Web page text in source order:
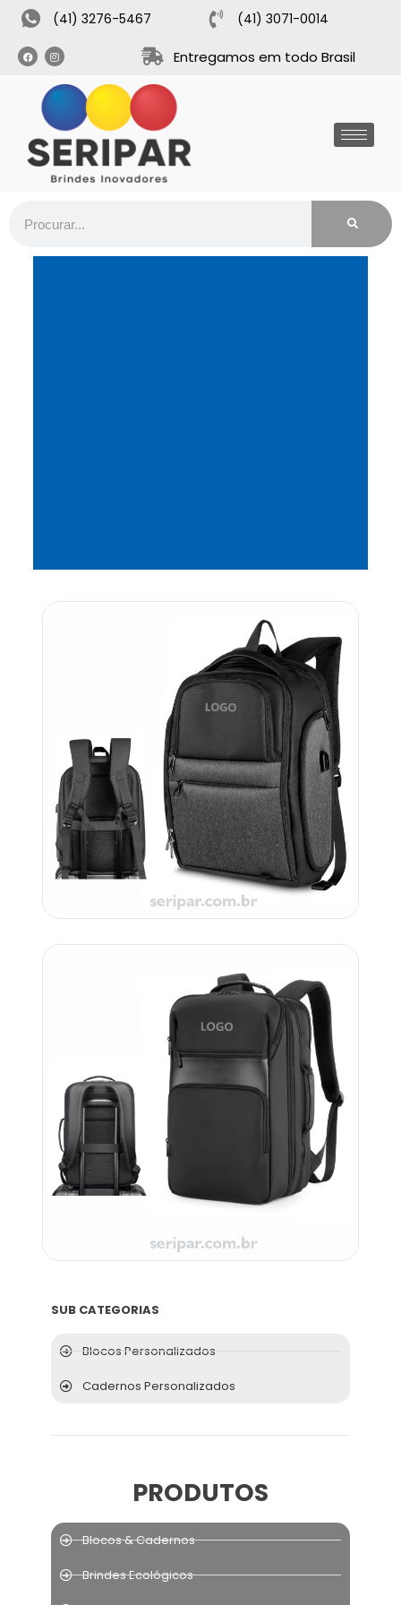
(41) 3276-5467 (41) 3071-0014
Entregamos em todo Brasil
CATEGORIA
Mochilas &
Malas
Código: IF 590a
Carrinho
Orçar
Código: IF 520a
SUB CATEGORIAS
Blocos Personalizados
Cadernos Personalizados
PRODUTOS
Blocos & Cadernos
Brindes Ecológicos